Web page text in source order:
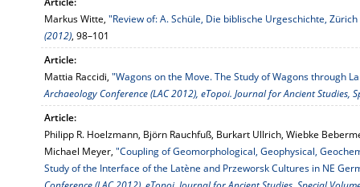
Markus Witte, "Review of: A. Schüle, Die biblische Urgeschichte,
(2012), 98–101
Article:
Mattia Raccidi, "Wagons on the Move. The Study of Wagons through
Archaeology Conference (LAC 2012), eTopoi. Journal for Ancient Studies,
Article:
Philipp R. Hoelzmann, Björn Rauchfuß, Burkart Ullrich, Wiebke
Michael Meyer, "Coupling of Geomorphological, Geophysical,
Study of the Interface of the Latène and Przeworsk Cultures in NE